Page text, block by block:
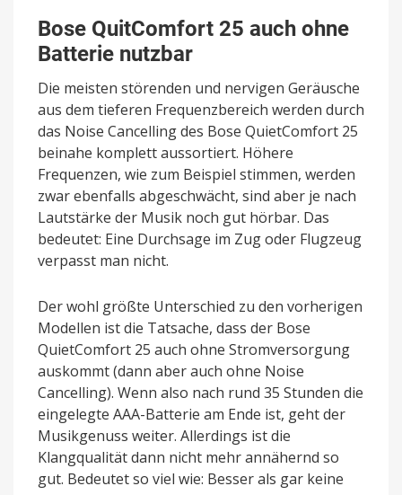
Bose QuitComfort 25 auch ohne
Batterie nutzbar
Die meisten störenden und nervigen Geräusche
aus dem tieferen Frequenzbereich werden durch
das Noise Cancelling des Bose QuietComfort 25
beinahe komplett aussortiert. Höhere
Frequenzen, wie zum Beispiel stimmen, werden
zwar ebenfalls abgeschwächt, sind aber je nach
Lautstärke der Musik noch gut hörbar. Das
bedeutet: Eine Durchsage im Zug oder Flugzeug
verpasst man nicht.
Der wohl größte Unterschied zu den vorherigen
Modellen ist die Tatsache, dass der Bose
QuietComfort 25 auch ohne Stromversorgung
auskommt (dann aber auch ohne Noise
Cancelling). Wenn also nach rund 35 Stunden die
eingelegte AAA-Batterie am Ende ist, geht der
Musikgenuss weiter. Allerdings ist die
Klangqualität dann nicht mehr annähernd so
gut. Bedeutet so viel wie: Besser als gar keine